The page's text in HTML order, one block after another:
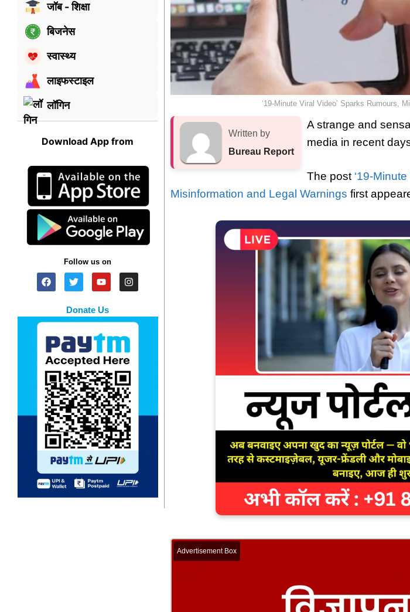
जॉब - शिक्षा
बिजनेस
स्वास्थ्य
लाइफस्टाइल
लॉगिन
Download App from
Follow us on
Donate Us
‘19-Minute Viral Video’ Sparks Rumours,
Written by
Bureau Report
A strange and
media in recent
The post ‘19-
Misinformation and Legal Warnings first
Advertisement Box